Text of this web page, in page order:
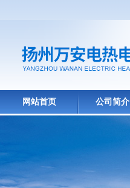
网站首页 公司简介